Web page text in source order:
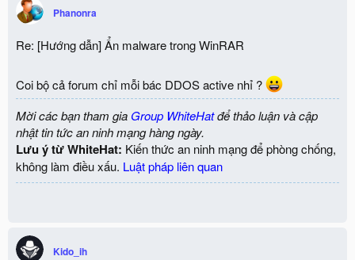
Phanonra
Re: [Hướng dẫn] Ẩn malware trong WinRAR
Coi bộ cả forum chỉ mỗi bác DDOS active nhỉ ?
Mời các bạn tham gia Group WhiteHatđể thảo luận và cập
nhật tin tức an ninh mạng hàng ngày.
Lưu ý từ WhiteHat: Kiến thức an ninh mạng để phòng chống,
không làm điều xấu. Luật pháp liên quan
Kido_ih